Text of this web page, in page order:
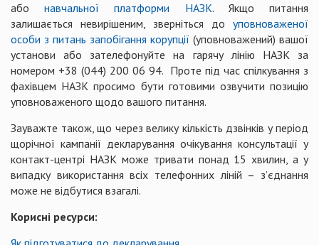
абонавчальної платформи НАЗК. Якщо питання
залишається невирішеним, зверніться до уповноваженої
особи з питань запобігання корупції (уповноважений) вашої
установи або зателефонуйте на гарячу лінію НАЗК за
номером +38 (044) 200 06 94. Проте під час спілкування з
фахівцем НАЗК просимо бути готовими озвучити позицію
уповноваженого щодо вашого питання.
Зауважте також, що через велику кількість дзвінків у період
щорічної кампанії декларування очікування консультації у
контакт-центрі НАЗК може тривати понад 15 хвилин, а у
випадку використання всіх телефонних ліній – з’єднання
може не відбутися взагалі.
Корисні ресурси: